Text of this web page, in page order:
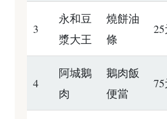
3
永和豆
漿大王
燒餅油
條
4
阿城鵝
肉
鵝肉飯
便當